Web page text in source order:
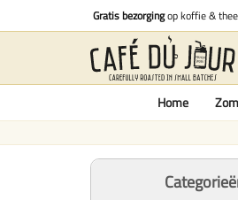
Gratis bezorgingop koffie &
Home